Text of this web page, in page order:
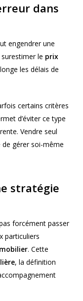
dans
engendrer une
le prix
les délais de
certains critères
d’éviter ce type
Vendre seul
de gérer soi-même
stratégie
forcément passer
particuliers
. Cette
, la définition